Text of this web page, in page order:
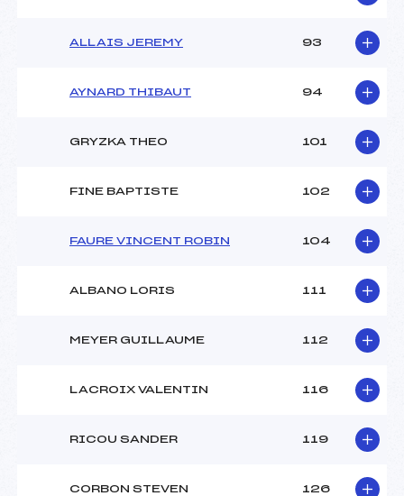
ALLAIS JEREMY 93
AYNARD THIBAUT 94
GRYZKA THEO 101
FINE BAPTISTE 102
FAURE VINCENT ROBIN 104
ALBANO LORIS 111
MEYER GUILLAUME 112
LACROIX VALENTIN 116
RICOU SANDER 119
CORBON STEVEN 126